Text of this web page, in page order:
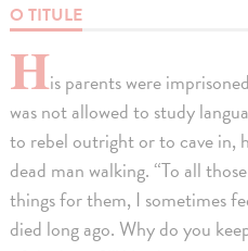
O TITULE
His parents were
was not allowed to study
to rebel outright or to cave in,
dead man walking. “To all
things for them, I sometimes
died long ago. Why do you